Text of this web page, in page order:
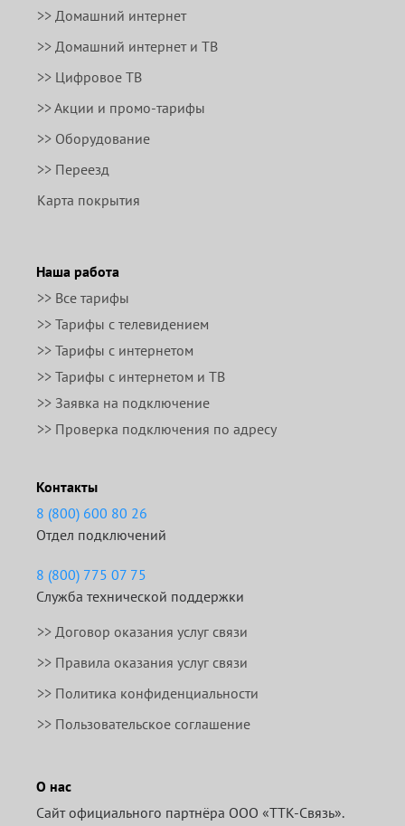
>> Домашний интернет
>> Домашний интернет и ТВ
>> Цифровое ТВ
>> Акции и промо-тарифы
>> Оборудование
>> Переезд
Карта покрытия
Наша работа
>> Все тарифы
>> Тарифы с телевидением
>> Тарифы с интернетом
>> Тарифы с интернетом и ТВ
>> Заявка на подключение
>> Проверка подключения по адресу
Контакты
8 (800) 600 80 26
Отдел подключений
8 (800) 775 07 75
Служба технической поддержки
>> Договор оказания услуг связи
>> Правила оказания услуг связи
>> Политика конфиденциальности
>> Пользовательское соглашение
О нас
Сайт официального партнёра ООО «ТТК-Связь».